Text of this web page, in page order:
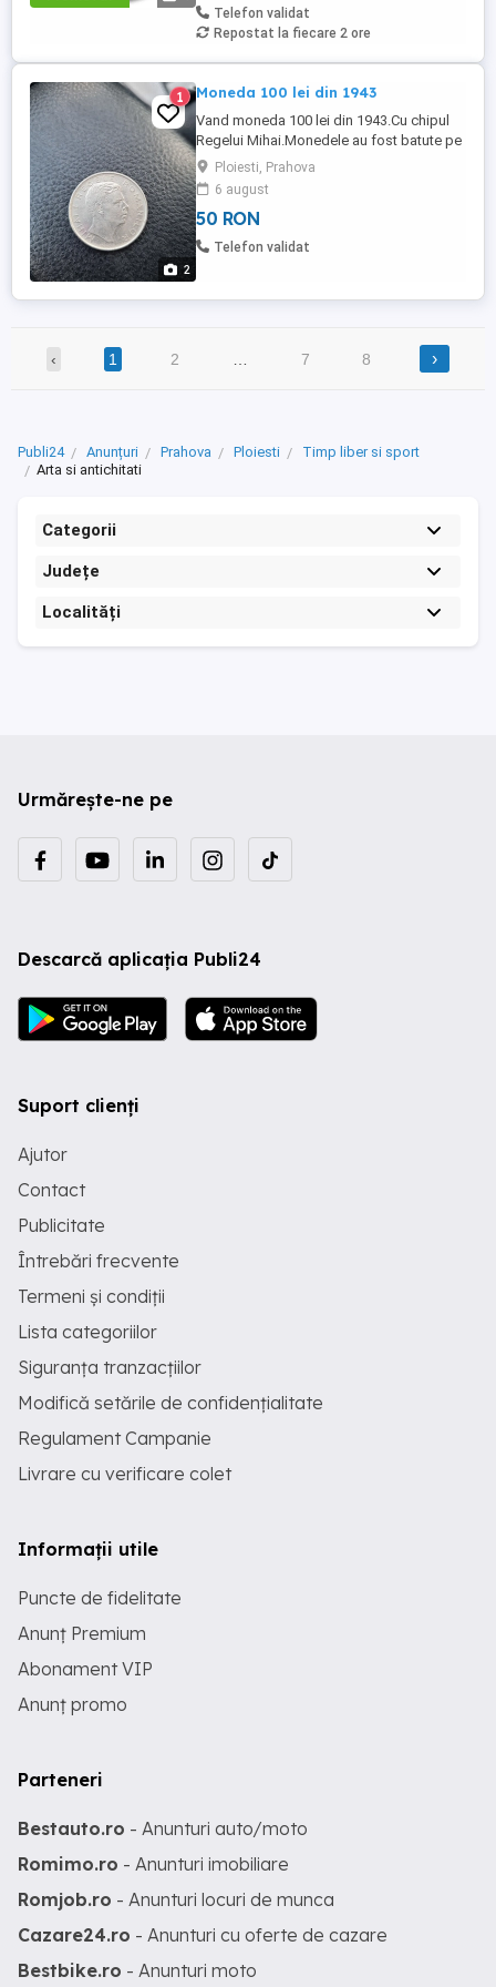
Telefon validat
Repostat la fiecare 2 ore
2
1 Moneda 100 lei din 1943
Vand moneda 100 lei din 1943.Cu chipul
Regelui Mihai.Monedele au fost batute pe
rondele de fier placat cu nichel fabricate
de firma germana Vereinigte Deutsche
Metallwerke Ag(VDM) la Altena,oras din
landul Renania de nord Westfalia.Uzin
Altena se ocupa in special de produse din
Ploiesti, Prahova
6 august
50 RON
Telefon validat
‹ 1 2 7 8 ›
Publi24 Anunțuri Prahova Ploiesti
Timp liber si sport
Arta si antichitati
Categorii
Județe
Localități
Urmărește-ne pe
Descarcă aplicația Publi24
Suport clienți
Ajutor
Contact
Publicitate
Întrebări frecvente
Termeni și condiții
Lista categoriilor
Siguranța tranzacțiilor
Modifică setările de confidențialitate
Regulament Campanie
Livrare cu verificare colet
Informații utile
Puncte de fidelitate
Anunț Premium
Abonament VIP
Anunț promo
Parteneri
Bestauto.ro - Anunturi auto/moto
Romimo.ro - Anunturi imobiliare
Romjob.ro - Anunturi locuri de munca
Cazare24.ro - Anunturi cu oferte de cazare
Bestbike.ro - Anunturi moto